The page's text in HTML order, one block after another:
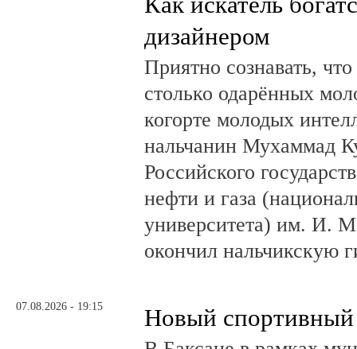
дизайнером
Приятно сознавать,
столько одарённых
когорте молодых
нальчанин Мухаммад
Российского
нефти и газа
университета) им. И.
окончил нальчикскую
07.08.2026 - 19:15 Новый спортивный